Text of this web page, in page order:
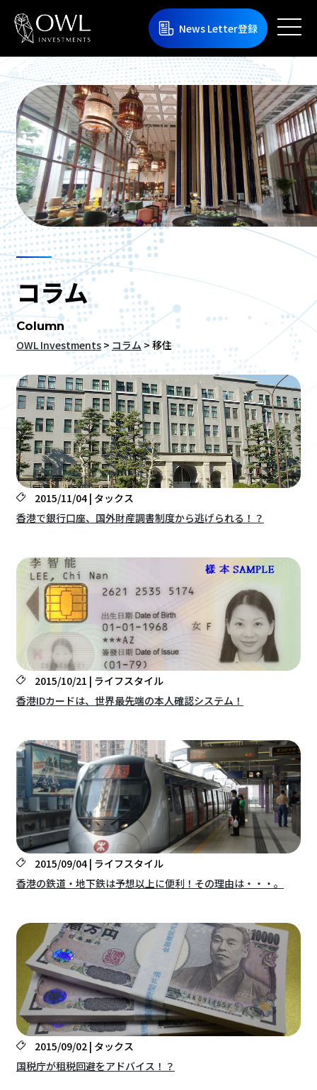
News Letter登録
コラム
Column
OWL Investments> コラム>移住
2015/11/04 | タックス
香港で銀行口座、国外財産調書制度から逃げられる！？
2015/10/21 | ライフスタイル
香港IDカードは、世界最先端の本人確認システム！
2015/09/04 | ライフスタイル
香港の鉄道・地下鉄は予想以上に便利！その理由は・・・。
2015/09/02 | タックス
国税庁が租税回避をアドバイス！？